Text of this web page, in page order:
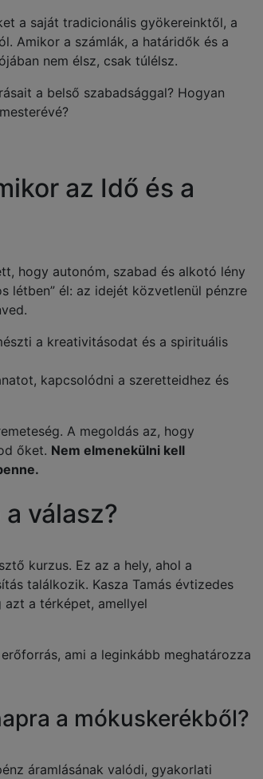
a saját tradicionális gyökereinktől, a
Amikor a számlák, a határidők és a
nem élsz, csak túlélsz.
a belső szabadsággal? Hogyan
az Idő és a
hogy autonóm, szabad és alkotó lény
létben” él: az idejét közvetlenül pénzre
a kreativitásodat és a spirituális
kapcsolódni a szeretteidhez és
A megoldás az, hogy
őket. Nem elmenekülni kell
válasz?
kurzus. Ez az a hely, ahol a
találkozik. Kasza Tamás évtizedes
a térképet, amellyel
ami a leginkább meghatározza
a mókuskerékből?
áramlásának valódi, gyakorlati